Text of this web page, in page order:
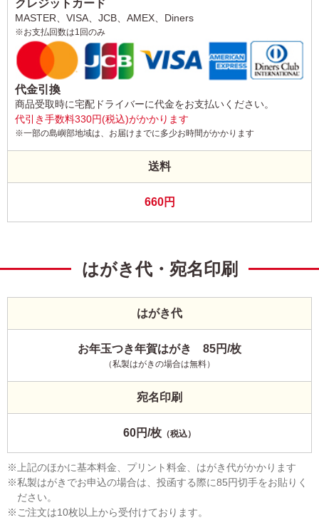
クレジットカード
MASTER、VISA、JCB、AMEX、Diners
※お支払回数は1回のみ
代金引換
商品受取時に宅配ドライバーに代金をお支払いください。
代引き手数料330円(税込)がかかります
※一部の島嶼部地域は、お届けまでに多少お時間がかかります
送料
660円
はがき代・宛名印刷
はがき代
お年玉つき年賀はがき 85円/枚
（私製はがきの場合は無料）
宛名印刷
60円/枚 （税込）
上記のほかに基本料金、プリント料金、はがき代がかかります
私製はがきでお申込の場合は、投函する際に85円切手をお貼りく
ださい。
ご注文は10枚以上から受付けております。